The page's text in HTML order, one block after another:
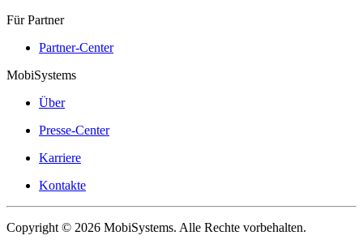
Für Partner
Partner-Center
MobiSystems
Über
Presse-Center
Karriere
Kontakte
Copyright © 2026 MobiSystems. Alle Rechte vorbehalten.